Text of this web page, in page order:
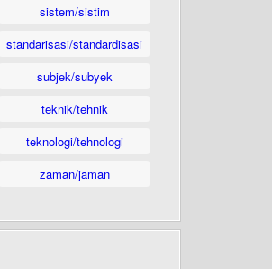
sistem/sistim
standarisasi/standardisasi
subjek/subyek
teknik/tehnik
teknologi/tehnologi
zaman/jaman